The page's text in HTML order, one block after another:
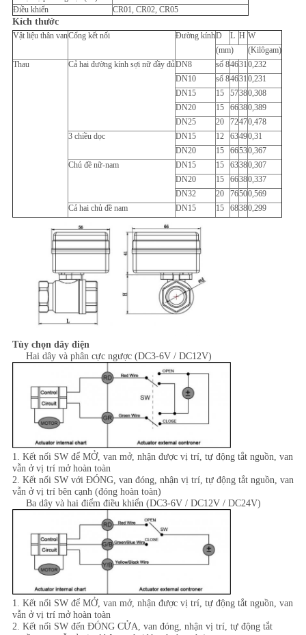
Điều khiển
CR01, CR02, CR05
Kích thước
Vật liệu thân vanCổng kết nối Đường kínhD L H W
(mm)
(Kilôgam)
Thau
Cả hai đường kính sợi nữ đầy đủDN8 số 84631 0,232
DN10
số 84631 0,231
DN15
15 57380,308
DN20
15 66380,389
DN25
20 72470,478
3 chiều dọc
DN15 12 63490,31
DN20
15 66530,367
Chủ đề nữ-nam
DN15 15 63380,307
DN20
15 66380,337
DN32
20 76500,569
Cả hai chủ đề nam
DN15 15 68380,299
Tùy chọn dây điện
Hai dây và phân cực ngược (DC3-6V / DC12V)
1. Kết nối SW để MỞ, van mở, nhận được vị trí, tự động tắt nguồn, van
vẫn ở vị trí mở hoàn toàn
2. Kết nối SW với ĐÓNG, van đóng, nhận vị trí, tự động tắt nguồn, van
vẫn ở vị trí bên cạnh (đóng hoàn toàn)
Ba dây và hai điểm điều khiển (DC3-6V / DC12V / DC24V)
1. Kết nối SW để MỞ, van mở, nhận được vị trí, tự động tắt nguồn, van
vẫn ở vị trí mở hoàn toàn
2. Kết nối SW đến ĐÓNG CỬA, van đóng, nhận vị trí, tự động tắt